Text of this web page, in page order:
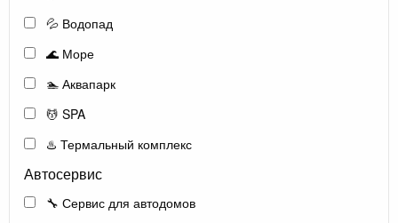
💦 Водопад
🌊 Море
🏊 Аквапарк
💆 SPA
♨️ Термальный комплекс
Автосервис
🔧 Сервис для автодомов